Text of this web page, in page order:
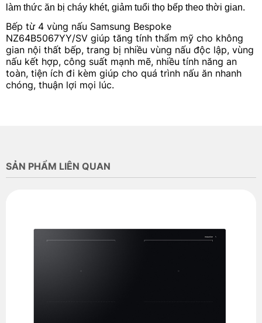
làm thức ăn bị cháy khét, giảm tuổi thọ bếp theo thời gian.
Bếp từ 4 vùng nấu Samsung Bespoke
NZ64B5067YY/SV giúp tăng tính thẩm mỹ cho không
gian nội thất bếp, trang bị nhiều vùng nấu độc lập, vùng
nấu kết hợp, công suất mạnh mẽ, nhiều tính năng an
toàn, tiện ích đi kèm giúp cho quá trình nấu ăn nhanh
chóng, thuận lợi mọi lúc.
SẢN PHẨM LIÊN QUAN